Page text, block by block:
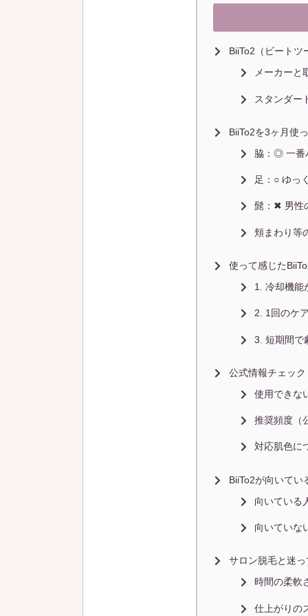
BiiTo2（ビートツ
メーカーと
スタンダー
BiiTo2を3ヶ月使
脇：◎ 一番
足：○ ゆっ
髭：✖ 男性
頬まわり等
使って感じた
1. 冷却機能
2. 1回のケ
3. 短期間で
公式情報チェッ
使用できな
推奨頻度（
対応肌色に
BiiTo2が向いてい
向いている
向いていな
サロン脱毛と迷
時間の柔軟
仕上がりの